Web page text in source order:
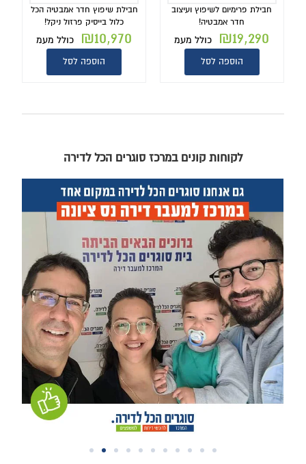
חבילת פרימיום לשיפוץ ועיצוב
חדר אמבטיה!
₪19,290 כולל מעמ
הוספה לסל
חבילת שיפוץ חדר אמבטיה הכל
כלול בייסיק פרזול ניקל!
₪10,970 כולל מעמ
הוספה לסל
לקוחות קונים במרכז סוגרים הכל לדירה